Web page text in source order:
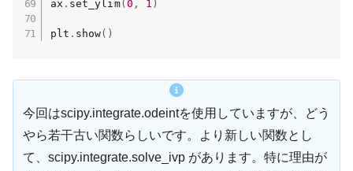
ax . set_ylim( 0 , 1 )
plt . show( )
今回はscipy.integrate.odeintを使用していますが、どう
やら若干古い関数らしいです。より新しい関数とし
て、scipy.integrate.solve_ivp があります。特に理由が